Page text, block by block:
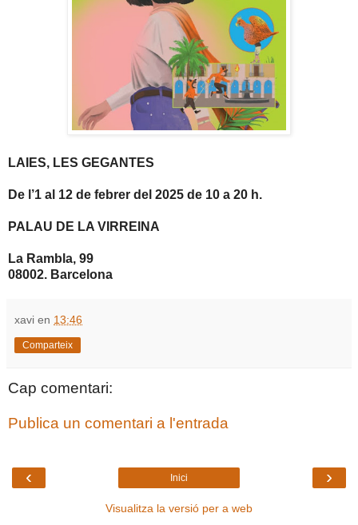
LAIES, LES GEGANTES
De l’1 al 12 de febrer del 2025 de 10 a 20 h.
PALAU DE LA VIRREINA
La Rambla, 99
08002. Barcelona
xavi en 13:46
Comparteix
Cap comentari:
Publica un comentari a l'entrada
‹ ›
Inici
Visualitza la versió per a web